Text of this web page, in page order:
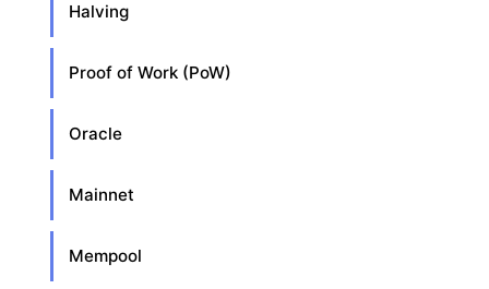
Halving
Proof of Work (PoW)
Oracle
Mainnet
Mempool